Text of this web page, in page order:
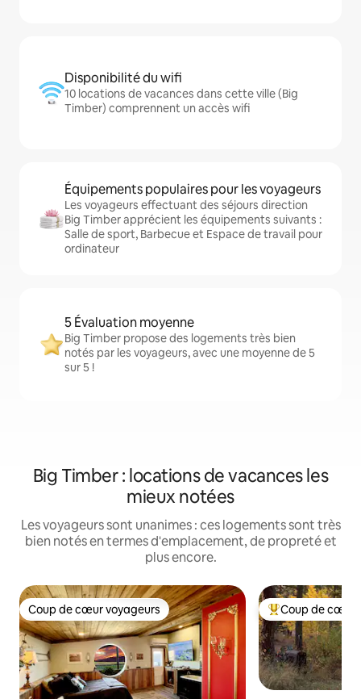
Disponibilité du wifi
10 locations de vacances dans cette ville (Big
Timber) comprennent un accès wifi
Équipements populaires pour les voyageurs
Les voyageurs effectuant des séjours direction
Big Timber apprécient les équipements suivants :
Salle de sport, Barbecue et Espace de travail pour
ordinateur
5 Évaluation moyenne
Big Timber propose des logements très bien
notés par les voyageurs, avec une moyenne de 5
sur 5 !
Big Timber : locations de vacances les
mieux notées
Les voyageurs sont unanimes : ces logements sont très
bien notés en termes d'emplacement, de propreté et
plus encore.
Coup de cœur voyageurs
Coup de cœur voyageurs Coups de cœur
Coup de cœur